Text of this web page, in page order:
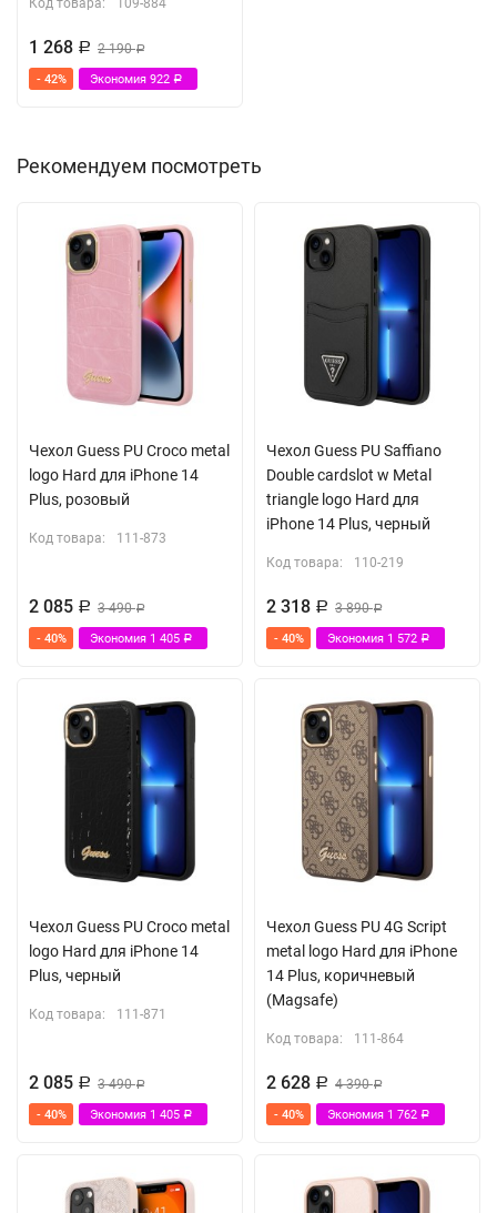
Код товара: 109-884
1 268 Р 2 190Р
- 42% Экономия 922 Р
Рекомендуем посмотреть
Чехол Guess PU Croco metal
logo Hard для iPhone 14
Plus, розовый
Код товара: 111-873
2 085 Р 3 490Р
- 40% Экономия 1 405 Р
Чехол Guess PU Saffiano
Double cardslot w Metal
triangle logo Hard для
iPhone 14 Plus, черный
Код товара: 110-219
2 318 Р 3 890Р
- 40% Экономия 1 572 Р
Чехол Guess PU Croco metal
logo Hard для iPhone 14
Plus, черный
Код товара: 111-871
2 085 Р 3 490Р
- 40% Экономия 1 405 Р
Чехол Guess PU 4G Script
metal logo Hard для iPhone
14 Plus, коричневый
(Magsafe)
Код товара: 111-864
2 628 Р 4 390Р
- 40% Экономия 1 762 Р